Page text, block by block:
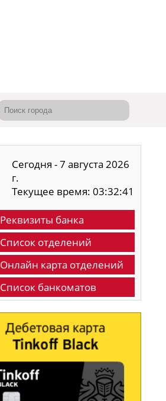
Сегодня - 7 августа 2026
г.
Текущее время: 03:32:42
Реквизиты банка
Список отделений
Онлайн карта отделений
Список банкоматов